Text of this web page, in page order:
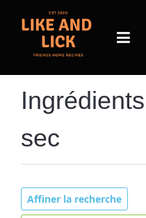
sec
Affiner la recherche